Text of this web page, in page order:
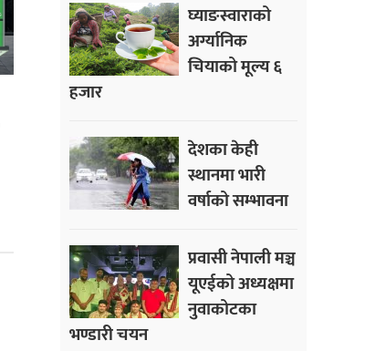
घ्याङस्वाराको
अर्ग्यानिक
चियाको मूल्य ६
हजार
देशका केही
स्थानमा भारी
वर्षाको सम्भावना
प्रवासी नेपाली मञ्च
यूएईको अध्यक्षमा
नुवाकोटका
भण्डारी चयन